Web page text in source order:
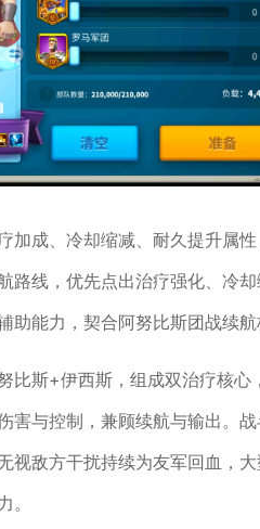
成、冷却缩减、耐久提升属
路线，优先点出治疗强化、冷
能力，契合阿努比斯团战续航
比斯+伊西斯，组成双治疗核心
害与控制，兼顾续航与输出。
敌方干扰持续为友军回血，大